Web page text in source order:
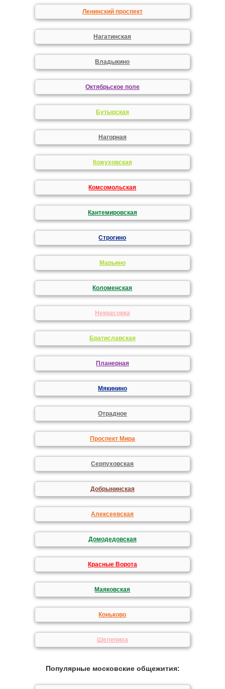
Ленинский проспект
Нагатинская
Владыкино
Октябрьское поле
Бутырская
Нагорная
Кожуховская
Комсомольская
Кантемировская
Строгино
Марьино
Коломенская
Некрасовка
Братиславская
Планерная
Мякинино
Отрадное
Проспект Мира
Серпуховская
Добрынинская
Алексеевская
Домодедовская
Красные Ворота
Маяковская
Коньково
Шелепиха
Популярные московские общежития: